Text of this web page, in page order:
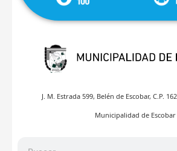
J. M. Estrada 599, Belén de Escobar, C.P.
Municipalidad de Escobar